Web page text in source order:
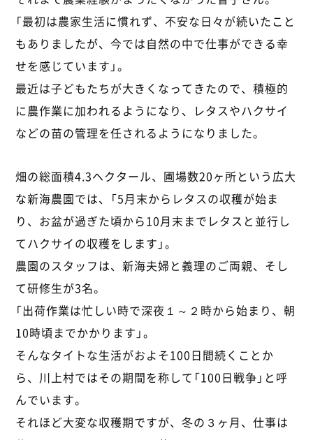
「最初は農家生活に慣れず、不安な日々が続いたこと
もありましたが、今では自然の中で仕事ができる幸
せを感じています」。
最近は子どもたちが大きくなってきたので、積極的
に農作業に加われるようになり、レタスやハクサイ
などの苗の管理を任されるようになりました。
畑の総面積4.3ヘクタール、圃場数20ヶ所という広大
な新海農園では、「5月末からレタスの収穫が始ま
り、お盆が過ぎた頃から10月末までレタスと並行し
てハクサイの収穫をします」。
農園のスタッフは、新海夫婦と義理のご両親、そし
て研修生が3名。
「出荷作業は忙しい時で深夜１～２時から始まり、朝
10時頃までかかります」。
そんなタイトな生活がおよそ100日間続くことか
ら、川上村ではその期間を称して「100日戦争」と呼
んでいます。
それほど大変な収穫期ですが、冬の３ヶ月、仕事は